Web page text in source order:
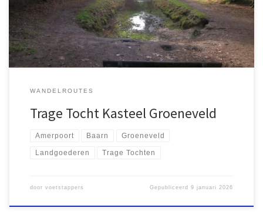
Heuvelrug. Ons doel was om de recent door Rutger Burgers
gemaakte Trage Tocht Kasteel Groeneveld […]
WANDELROUTES
Trage Tocht Kasteel Groeneveld
Amerpoort Baarn Groeneveld
Landgoederen Trage Tochten
door voetstappers Gepubliceerd9 januari 2026